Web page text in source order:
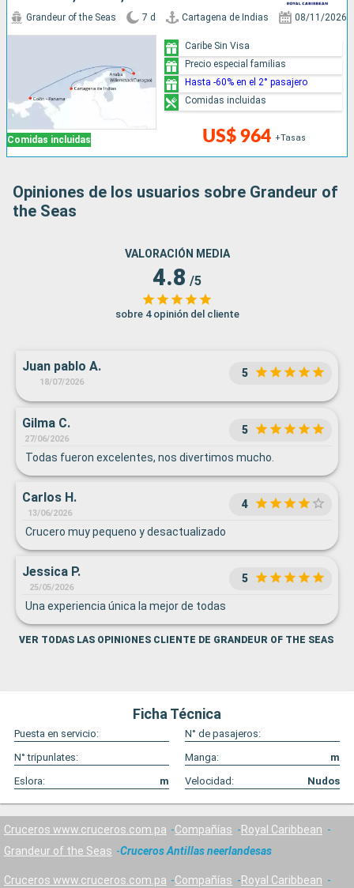
Comidas incluidas
Grandeur of the Seas 7 d Cartagena de Indias 08/11/2026
US$ 964 +Tasas
Caribe Sin Visa
Precio especial familias
Hasta -60% en el 2° pasajero
Comidas incluidas
Opiniones de los usuarios sobre Grandeur of
the Seas
VALORACIÓN MEDIA
4.8 /5
sobre 4 opinión del cliente
Juan pablo A.
18/07/2026
5
Gilma C.
27/06/2026
5
Todas fueron excelentes, nos divertimos mucho.
Carlos H.
13/06/2026
4
Crucero muy pequeno y desactualizado
Jessica P.
25/05/2026
5
Una experiencia única la mejor de todas
VER TODAS LAS OPINIONES CLIENTE DE GRANDEUR OF THE SEAS
Ficha Técnica
Puesta en servicio:
N° de pasajeros:
N° tripunlates:
Manga:
m
Eslora:
m Velocidad: Nudos
Cruceros www.cruceros.com.pa Compañías
Royal Caribbean
Grandeur of the Seas
Cruceros Antillas neerlandesas
Cruceros www.cruceros.com.pa Compañías
Royal Caribbean